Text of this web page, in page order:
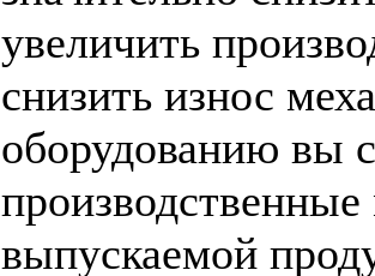
увеличить
снизить износ
оборудованию вы
выпускаемой